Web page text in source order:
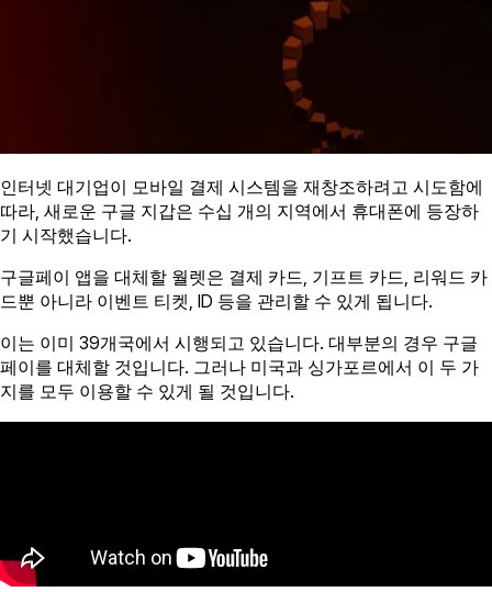
인터넷 대기업이 모바일 결제 시스템을 재창조하려고 시도함에
따라, 새로운 구글 지갑은 수십 개의 지역에서 휴대폰에 등장하
기 시작했습니다.
구글페이 앱을 대체할 월렛은 결제 카드, 기프트 카드, 리워드 카
드뿐 아니라 이벤트 티켓, ID 등을 관리할 수 있게 됩니다.
이는 이미 39개국에서 시행되고 있습니다. 대부분의 경우 구글
페이를 대체할 것입니다. 그러나 미국과 싱가포르에서 이 두 가
지를 모두 이용할 수 있게 될 것입니다.